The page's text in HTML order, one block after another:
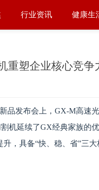
行业资讯 健康生
重塑企业核心竞争
品发布会上，GX-M高速
机延续了GX经典家族的
，具备“快、稳、省”三